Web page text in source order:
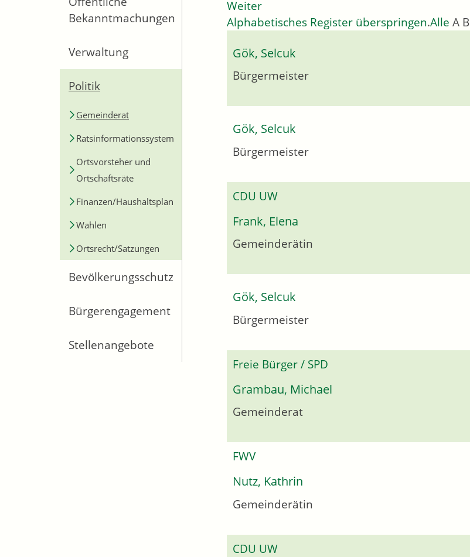
Bekanntmachungen
Verwaltung
Politik
Gemeinderat
Ratsinformationssystem
Ortsvorsteher und
Ortschaftsräte
Finanzen/Haushaltsplan
Wahlen
Ortsrecht/Satzungen
Bevölkerungsschutz
Bürgerengagement
Stellenangebote
Weiter
Alphabetisches Register überspringen.Alle A B
Gök, Selcuk
Bürgermeister
Gök, Selcuk
Bürgermeister
CDU UW
Frank, Elena
Gemeinderätin
Gök, Selcuk
Bürgermeister
Freie Bürger / SPD
Grambau, Michael
Gemeinderat
FWV
Nutz, Kathrin
Gemeinderätin
CDU UW